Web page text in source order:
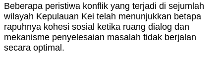
Beberapa peristiwa konflik yang terjadi di sejumlah
wilayah Kepulauan Kei telah menunjukkan betapa
rapuhnya kohesi sosial ketika ruang dialog dan
mekanisme penyelesaian masalah tidak berjalan
secara optimal.